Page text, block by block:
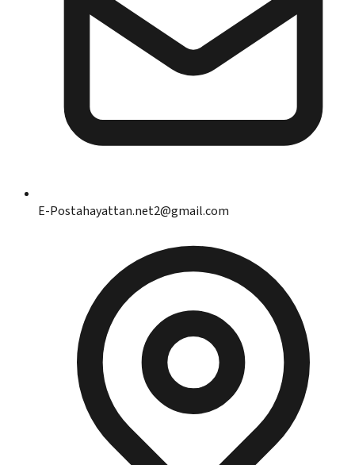
E-Postahayattan.net2@gmail.com